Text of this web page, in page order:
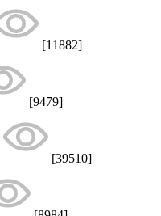
[11882]
[9479]
[39510]